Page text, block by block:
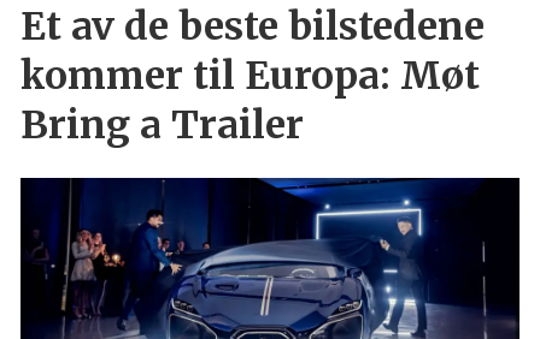
Et av de beste bilstedene
kommer til Europa: Møt
Bring a Trailer